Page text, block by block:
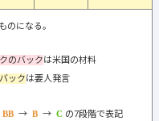
のになる。
のバックは米国の材料
ックは要人発言
→ →
の7段階で表記